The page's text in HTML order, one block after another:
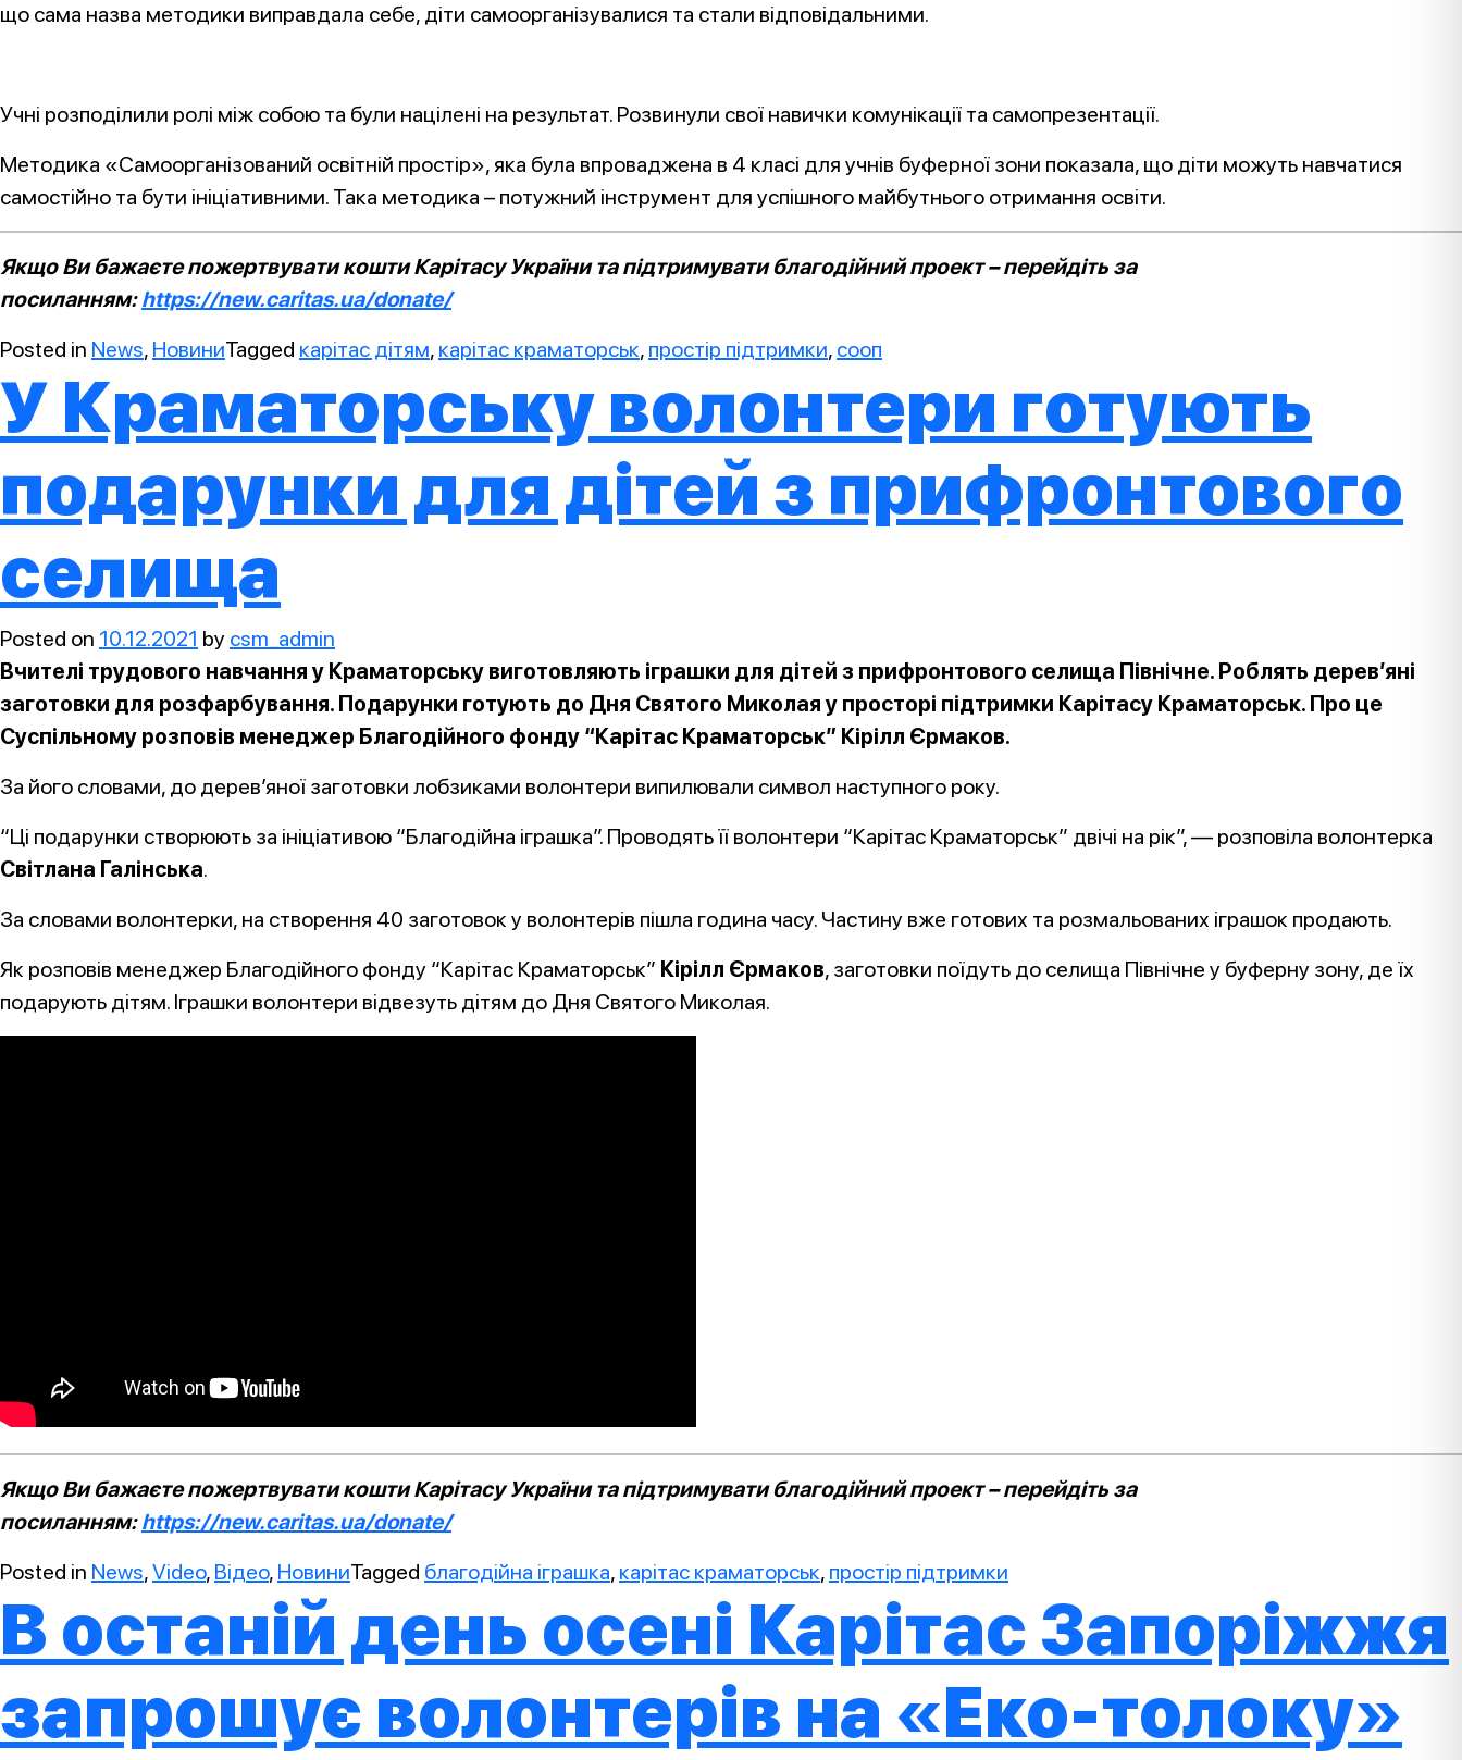
що сама назва методики виправдала себе, діти самоорганізувалися та стали відповідальними.
Учні розподілили ролі між собою та були націлені на результат. Розвинули свої навички комунікації та самопрезентації.
Методика «Самоорганізований освітній простір», яка була впроваджена в 4 класі для учнів буферної зони показала, що діти можуть навчатися
самостійно та бути ініціативними. Така методика – потужний інструмент для успішного майбутнього отримання освіти.
Якщо Ви бажаєте пожертвувати кошти Карітасу України та підтримувати благодійний проект – перейдіть за
посиланням:https://new.caritas.ua/donate/
Posted in News, НовиниTagged карітас дітям, карітас краматорськ, простір підтримки, сооп
У Краматорську волонтери готують
подарунки для дітей з прифронтового
селища
Posted on 10.12.2021 by csm_admin
Вчителі трудового навчання у Краматорську виготовляють іграшки для дітей з прифронтового селища Північне. Роблять дерев’яні
заготовки для розфарбування. Подарунки готують до Дня Святого Миколая у просторі підтримки Карітасу Краматорськ. Про це
Суспільному розповів менеджер Благодійного фонду “Карітас Краматорськ” Кірілл Єрмаков.
За його словами, до дерев’яної заготовки лобзиками волонтери випилювали символ наступного року.
“Ці подарунки створюють за ініціативою “Благодійна іграшка”. Проводять її волонтери “Карітас Краматорськ” двічі на рік”, — розповіла волонтерка
Світлана Галінська.
За словами волонтерки, на створення 40 заготовок у волонтерів пішла година часу. Частину вже готових та розмальованих іграшок продають.
Як розповів менеджер Благодійного фонду “Карітас Краматорськ” Кірілл Єрмаков, заготовки поїдуть до селища Північне у буферну зону, де їх
подарують дітям. Іграшки волонтери відвезуть дітям до Дня Святого Миколая.
Якщо Ви бажаєте пожертвувати кошти Карітасу України та підтримувати благодійний проект – перейдіть за
посиланням:https://new.caritas.ua/donate/
Posted in News,Video, Відео, НовиниTagged благодійна іграшка, карітас краматорськ, простір підтримки
В останій день осені Карітас Запоріжжя
запрошує волонтерів на «Еко-толоку»